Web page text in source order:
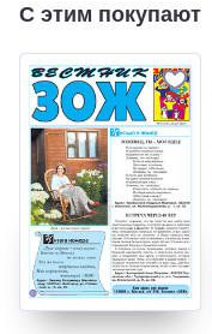
С этим покупают